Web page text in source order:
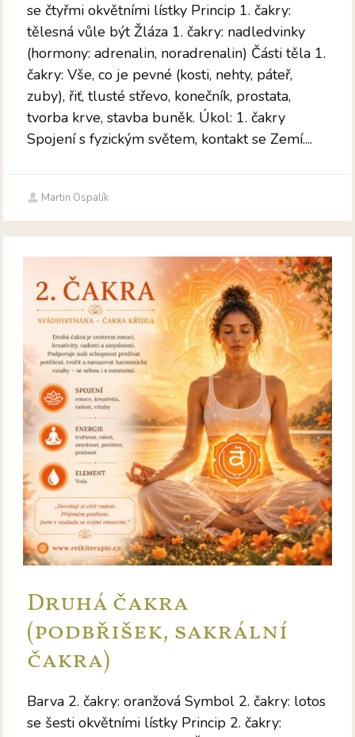
se čtyřmi okvětními lístky Princip 1. čakry:
tělesná vůle být Žláza 1. čakry: nadledvinky
(hormony: adrenalin, noradrenalin) Části těla 1.
čakry: Vše, co je pevné (kosti, nehty, páteř,
zuby), řiť, tlusté střevo, konečník, prostata,
tvorba krve, stavba buněk. Úkol: 1. čakry
Spojení s fyzickým světem, kontakt se Zemí....
Martin Ospalík
Druhá čakra
(podbřišek, sakrální
čakra)
Barva 2. čakry: oranžová Symbol 2. čakry: lotos
se šesti okvětními lístky Princip 2. čakry: